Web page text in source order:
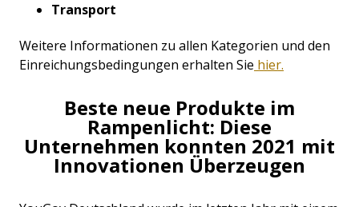
Transport
Weitere Informationen zu allen Kategorien und den
Einreichungsbedingungen erhalten Sie hier.
Beste neue Produkte im
Rampenlicht: Diese
Unternehmen konnten 2021 mit
Innovationen Überzeugen